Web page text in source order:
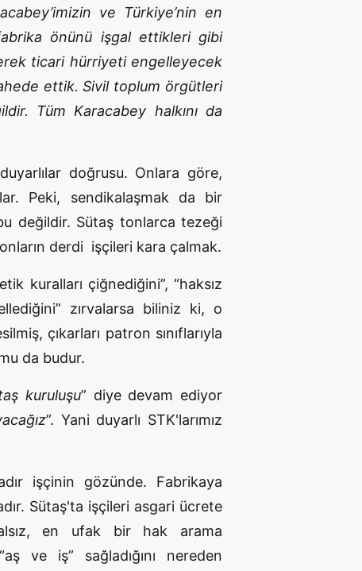
ve Türkiye’nin en
önünü işgal ettikleri gibi
ticari hürriyeti engelleyecek
ettik. Sivil toplum örgütleri
Tüm Karacabey halkını da
doğrusu. Onlara göre,
Peki, sendikalaşmak da bir
değildir. Sütaş tonlarca tezeği
derdi işçileri kara çalmak.
kuralları çiğnediğini”, “haksız
zırvalarsa biliniz ki, o
çıkarları patron sınıflarıyla
da budur.
kuruluşu” diye devam ediyor
”. Yani duyarlı STK'larımız
işçinin gözünde. Fabrikaya
Sütaş'ta işçileri asgari ücrete
en ufak bir hak arama
ve iş” sağladığını nereden